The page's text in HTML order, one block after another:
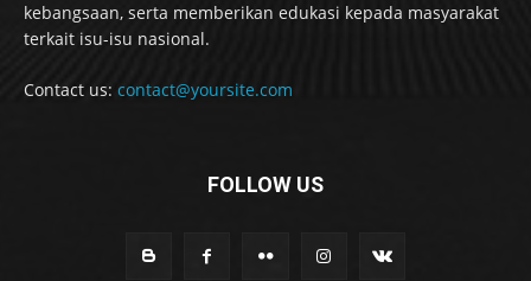
kebangsaan, serta memberikan edukasi kepada masyarakat
terkait isu-isu nasional.
Contact us: contact@yoursite.com
FOLLOW US